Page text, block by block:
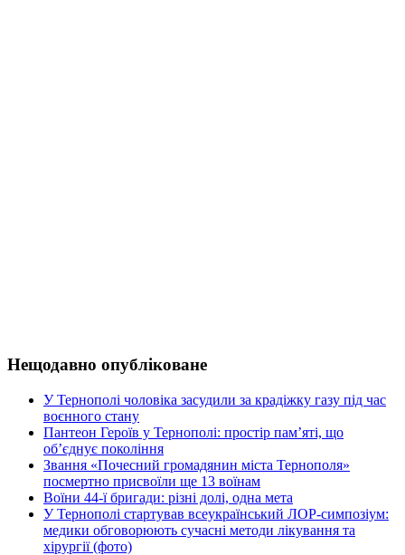
Нещодавно опубліковане
У Тернополі чоловіка засудили за крадіжку газу під час
воєнного стану
Пантеон Героїв у Тернополі: простір пам’яті, що
об’єднує покоління
Звання «Почесний громадянин міста Тернополя»
посмертно присвоїли ще 13 воїнам
Воїни 44-ї бригади: різні долі, одна мета
У Тернополі стартував всеукраїнський ЛОР-симпозіум:
медики обговорюють сучасні методи лікування та
хірургії (фото)